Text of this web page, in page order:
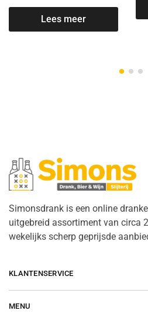
Lees meer
Simonsdrank is een online
uitgebreid assortiment van circa
wekelijks scherp geprijsde
KLANTENSERVICE
MENU